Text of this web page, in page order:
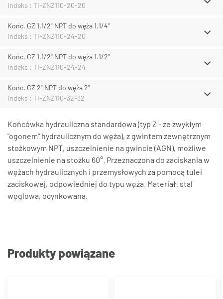
Indeks : TI-ZNZ110-20-20
Końc. GZ 1.1/2" NPT do węża 1.1/4"
Indeks : TI-ZNZ110-24-20
Końc. GZ 1.1/2" NPT do węża 1.1/2"
Indeks : TI-ZNZ110-24-24
Końc. GZ 2" NPT do węża 2"
Indeks : TI-ZNZ110-32-32
Końcówka hydrauliczna standardowa (typ Z - ze zwykłym
"ogonem" hydraulicznym do węża), z gwintem zewnętrznym
stożkowym NPT, uszczelnienie na gwincie (AGN), możliwe
uszczelnienie na stożku 60°. Przeznaczona do zaciskania w
wężach hydraulicznych i przemysłowych za pomocą tulei
zaciskowej, odpowiedniej do typu węża. Materiał: stal
węglowa, ocynkowana.
Produkty powiązane